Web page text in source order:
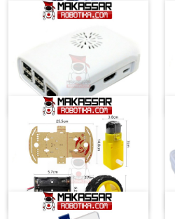
DIY Casing Akrilik Acrylic Arduino Uno R3 Clear V3 Box Kotak Case Arduino
Rp. 16.000
Rp. 19.000